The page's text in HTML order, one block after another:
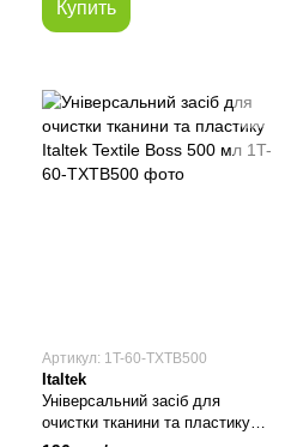
Купить
Артикул: 1T-60-TXTB500
Italtek
Універсальний засіб для
очистки тканини та пластику